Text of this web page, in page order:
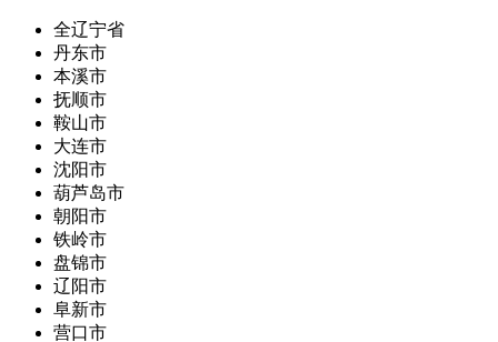
全辽宁省
丹东市
本溪市
抚顺市
鞍山市
大连市
沈阳市
葫芦岛市
朝阳市
铁岭市
盘锦市
辽阳市
阜新市
营口市